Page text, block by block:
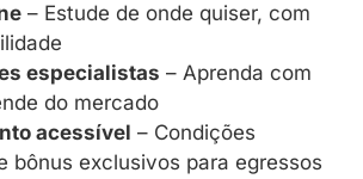
– Estude de onde quiser, com
especialistas – Aprenda com
do mercado
acessível – Condições
bônus exclusivos para egressos